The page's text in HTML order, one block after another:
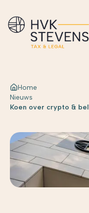
Home
Nieuws
Koen over crypto &